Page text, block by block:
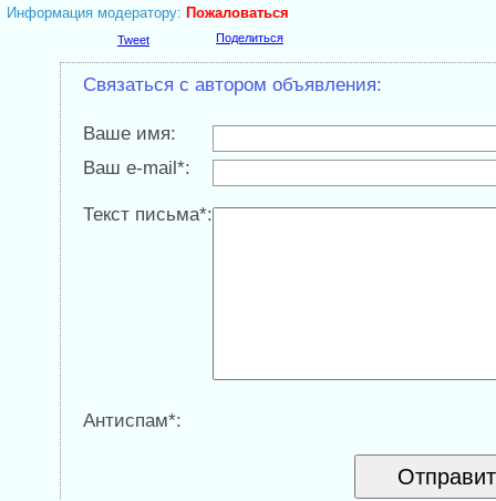
Информация модератору: Пожаловаться
Tweet Поделиться
Связаться с автором объявления:
Ваше имя:
Ваш e-mail*:
Текст письма*:
Антиспам*: